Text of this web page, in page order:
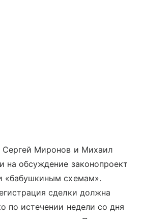
Сергей Миронов и Михаил
на обсуждение законопроект
«бабушкиным схемам».
сделки должна
по истечении недели со дня